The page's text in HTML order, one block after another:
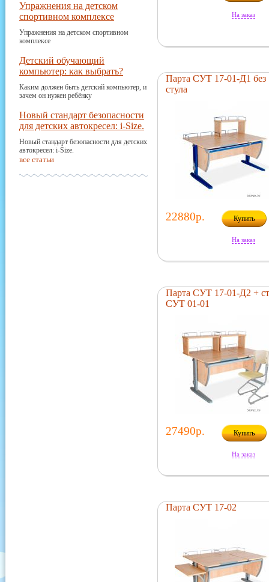
Упражнения на детском
спортивном комплексе
Упражнения на детском спортивном
комплексе
Детский обучающий
компьютер: как выбрать?
Каким должен быть детский компьютер, и
зачем он нужен ребёнку
Новый стандарт безопасности
для детских автокресел: i-Size.
Новый стандарт безопасности для детских
автокресел: i-Size.
все статьи
На заказ
Парта СУТ 17-01-Д1 без
стула
22880р. Купить
На заказ
Парта СУТ 17-01-Д2 +
СУТ 01-01
27490р. Купить
На заказ
Парта СУТ 17-02